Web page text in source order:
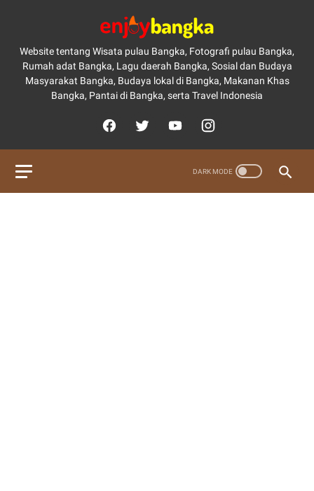
Website tentang Wisata pulau Bangka, Fotografi pulau Bangka,
Rumah adat Bangka, Lagu daerah Bangka, Sosial dan Budaya
Masyarakat Bangka, Budaya lokal di Bangka, Makanan Khas
Bangka, Pantai di Bangka, serta Travel Indonesia